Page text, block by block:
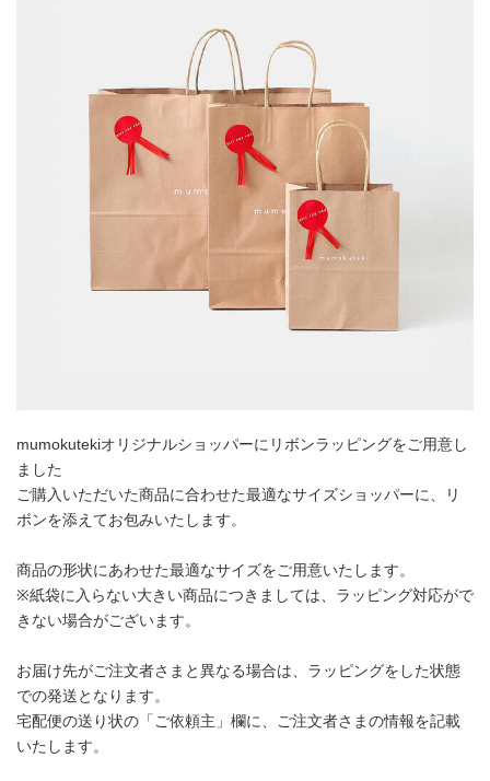
mumokutekiオリジナルショッパーにリボンラッピングをご用意し
ました
ご購入いただいた商品に合わせた最適なサイズショッパーに、リ
ボンを添えてお包みいたします。
商品の形状にあわせた最適なサイズをご用意いたします。
※紙袋に入らない大きい商品につきましては、ラッピング対応がで
きない場合がございます。
お届け先がご注文者さまと異なる場合は、ラッピングをした状態
での発送となります。
宅配便の送り状の「ご依頼主」欄に、ご注文者さまの情報を記載
いたします。